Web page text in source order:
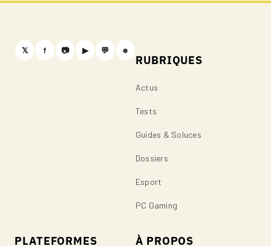
𝕏 f 📷 ▶ 💬 ⎈
RUBRIQUES
Actus
Tests
Guides & Soluces
Dossiers
Esport
PC Gaming
PLATEFORMES À PROPOS